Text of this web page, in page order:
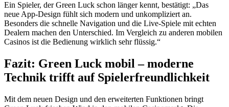
Ein Spieler, der Green Luck schon länger kennt, bestätigt: „Das
neue App-Design fühlt sich modern und unkompliziert an.
Besonders die schnelle Navigation und die Live-Spiele mit echten
Dealern machen den Unterschied. Im Vergleich zu anderen mobilen
Casinos ist die Bedienung wirklich sehr flüssig.“
Fazit: Green Luck mobil – moderne
Technik trifft auf Spielerfreundlichkeit
Mit dem neuen Design und den erweiterten Funktionen bringt